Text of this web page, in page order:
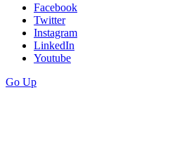
Facebook
Twitter
Instagram
LinkedIn
Youtube
Go Up